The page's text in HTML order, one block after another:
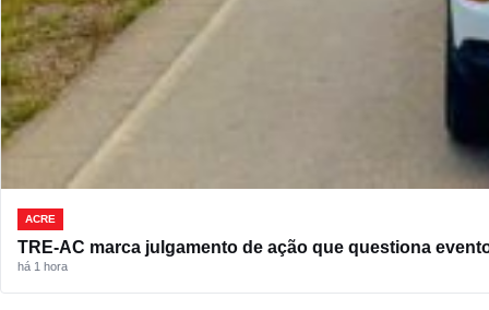
ACRE
TRE-AC marca julgamento de ação que questiona
há 1 hora